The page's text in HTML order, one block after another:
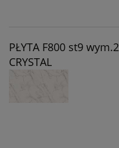
PŁYTA F800 st9
CRYSTAL